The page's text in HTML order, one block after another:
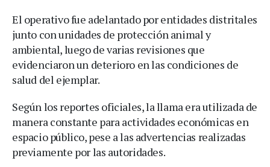
El operativo fue adelantado por entidades distritales
junto con unidades de protección animal y
ambiental, luego de varias revisiones que
evidenciaron un deterioro en las condiciones de
salud del ejemplar.
Según los reportes oficiales, la llama era utilizada de
manera constante para actividades económicas en
espacio público, pese a las advertencias realizadas
previamente por las autoridades.